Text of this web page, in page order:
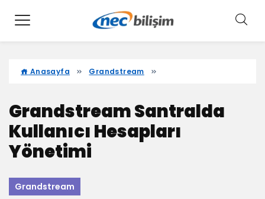
Anasayfa Grandstream
Grandstream Santralda
Kullanıcı Hesapları
Yönetimi
Grandstream